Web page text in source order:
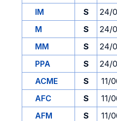
IM
S 24/
M
S 24/
MM
S 24/
PPA
S 24/
ACME
S 11/
AFC
S 11/
AFM
S 11/